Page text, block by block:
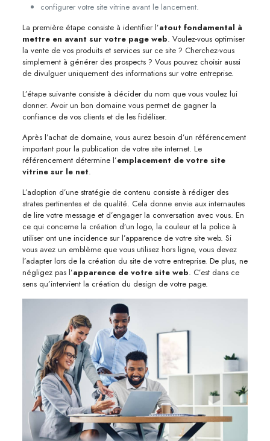
configurer votre site vitrine avant le lancement.
La première étape consiste à identifier l’atout fondamental à
mettre en avant sur votre page web. Voulez-vous optimiser
la vente de vos produits et services sur ce site ? Cherchez-vous
simplement à générer des prospects ? Vous pouvez choisir aussi
de divulguer uniquement des informations sur votre entreprise.
L’étape suivante consiste à décider du nom que vous voulez lui
donner. Avoir un bon domaine vous permet de gagner la
confiance de vos clients et de les fidéliser.
Après l’achat de domaine, vous aurez besoin d’un référencement
important pour la publication de votre site internet. Le
référencement détermine l’emplacement de votre site
vitrine sur le net.
L’adoption d’une stratégie de contenu consiste à rédiger des
strates pertinentes et de qualité. Cela donne envie aux internautes
de lire votre message et d’engager la conversation avec vous. En
ce qui concerne la création d’un logo, la couleur et la police à
utiliser ont une incidence sur l’apparence de votre site web. Si
vous avez un emblème que vous utilisez hors ligne, vous devez
l’adapter lors de la création du site de votre entreprise. De plus, ne
négligez pas l’apparence de votre site web. C’est dans ce
sens qu’intervient la création du design de votre page.